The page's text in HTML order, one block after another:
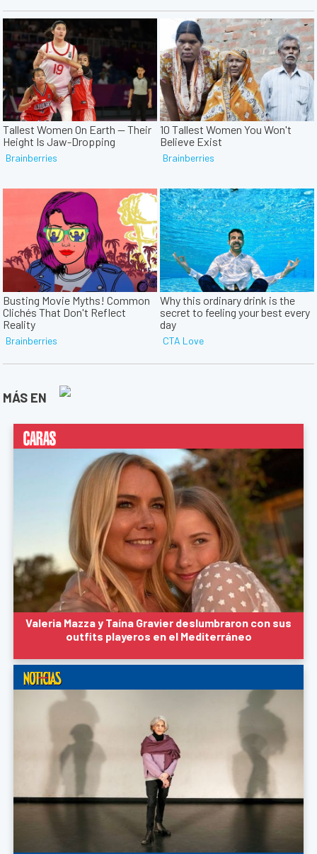
MÁS EN
Valeria Mazza y Taína Gravier deslumbraron con sus
outfits playeros en el Mediterráneo